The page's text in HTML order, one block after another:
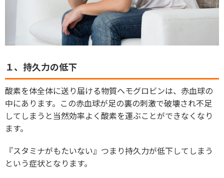
１、持久力の低下
酸素を体全体に送り届ける物質ヘモグロビンは、赤血球の
中にあります。この赤血球が足の裏の刺激で破壊され不足
してしまうと当然効率よく酸素を運ぶことができなくなり
ます。
『スタミナがもたいない』つまり持久力が低下してしまう
という症状となります。